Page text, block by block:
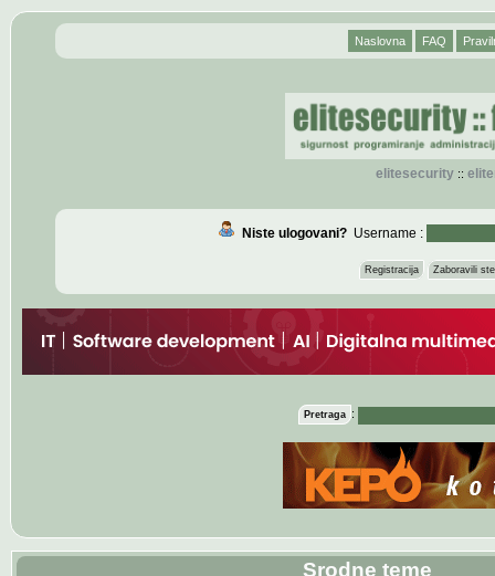
Naslovna FAQ
elitesecurity::
Niste ulogovani?Username :
Registracija Zaboravili
Pretraga :
Srodne teme